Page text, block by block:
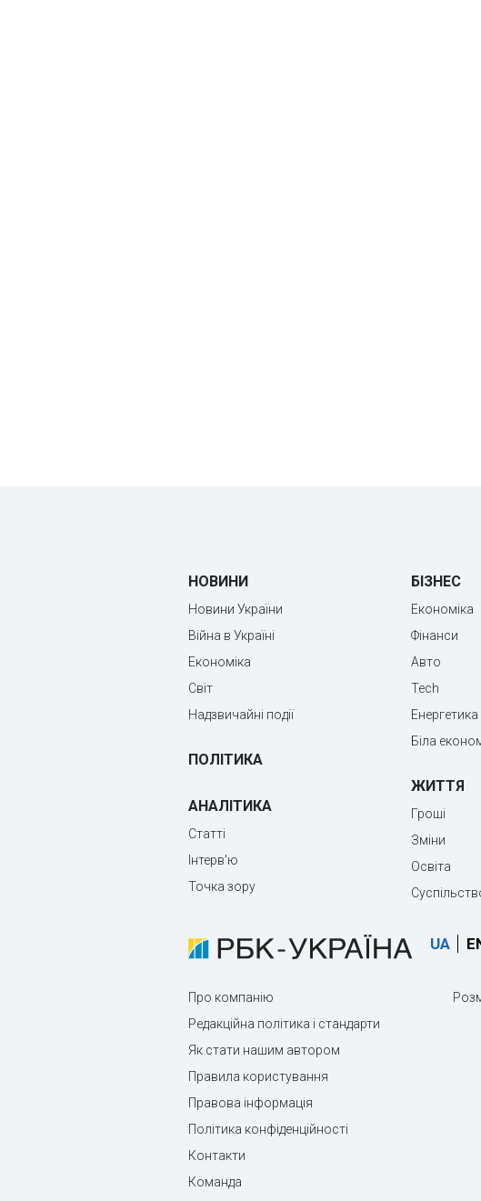
НОВИНИ
Новини України
Війна в Україні
Економіка
Світ
Надзвичайні події
ПОЛІТИКА
АНАЛІТИКА
Статті
Інтерв'ю
Точка зору
БІЗНЕС
Економіка
Фінанси
Авто
Tech
Енергетика
Біла
ЖИТТЯ
Гроші
Зміни
Освіта
UA
Про компанію
Редакційна політика і стандарти
Як стати нашим автором
Правила користування
Правова інформація
Політика конфіденційності
Контакти
Команда